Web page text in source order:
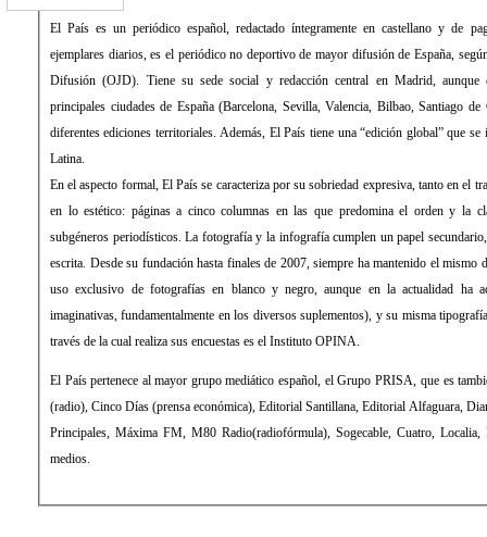
El País es un periódico español, redactado íntegramente en castellano y de pago. Con una media de 431.034
ejemplares diarios, es el periódico no deportivo de mayor difusión de España, según la Oficina de Justificación de la
Difusión (OJD). Tiene su sede social y redacción central en Madrid, aunque cuenta con delegaciones en las
principales ciudades de España (Barcelona, Sevilla, Valencia, Bilbao, Santiago de Compostela) desde las que edita
diferentes ediciones territoriales. Además, El País tiene una “edición global” que se imprime y distribuye en América
Latina.
En el aspecto formal, El País se caracteriza por su sobriedad expresiva, tanto en el tratamiento de la información como
en lo estético: páginas a cinco columnas en las que predomina el orden y la clara distribución de los distintos
subgéneros periodísticos. La fotografía y la infografía cumplen un papel secundario, de mero apoyo a la información
escrita. Desde su fundación hasta finales de 2007, siempre ha mantenido el mismo diseño, sin apenas evolución (con
uso exclusivo de fotografías en blanco y negro, aunque en la actualidad ha aceptado el color y formas más
imaginativas, fundamentalmente en los diversos suplementos), y su misma tipografía: la Times Roman. La empresa a
través de la cual realiza sus encuestas es el Instituto OPINA.
El País pertenece al mayor grupo mediático español, el Grupo PRISA, que es también propietario de la Cadena SER
(radio), Cinco Días (prensa económica), Editorial Santillana, Editorial Alfaguara, Diario As (prensa deportiva), Los 40
Principales, Máxima FM, M80 Radio(radiofórmula), Sogecable, Cuatro, Localia, Digital+ (televisión), entre otros
medios.